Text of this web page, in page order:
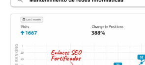
Estás a punto de sentarte a la mesa
ayudará a marcar tu norte, con gente
va.
Hablemos por